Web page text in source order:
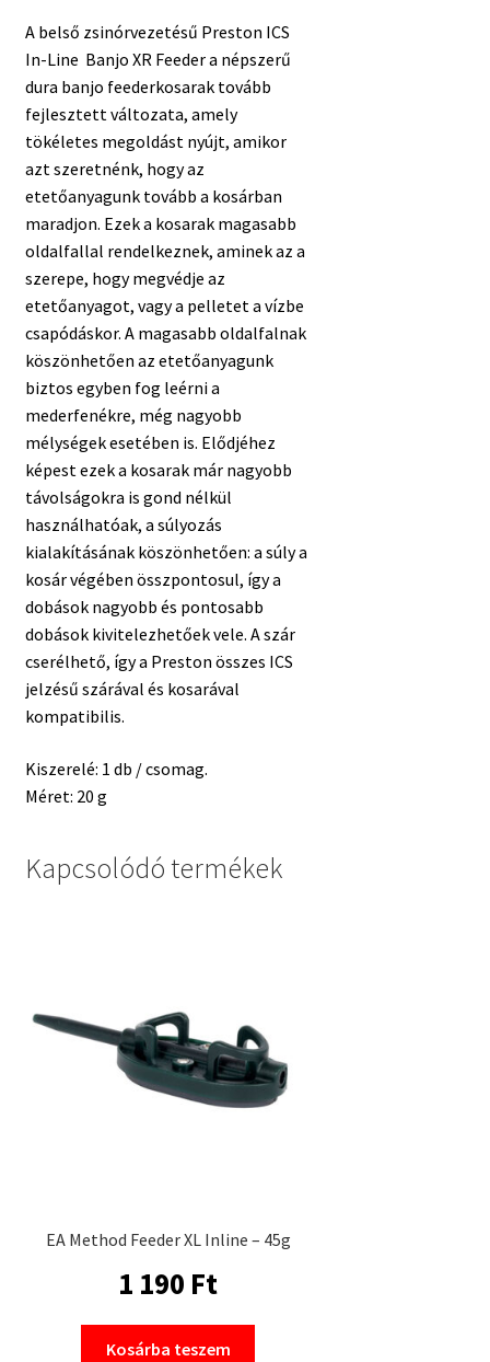
A belső zsinórvezetésű Preston ICS
In-Line Banjo XR Feeder a népszerű
dura banjo feederkosarak tovább
fejlesztett változata, amely
tökéletes megoldást nyújt, amikor
azt szeretnénk, hogy az
etetőanyagunk tovább a kosárban
maradjon. Ezek a kosarak magasabb
oldalfallal rendelkeznek, aminek az a
szerepe, hogy megvédje az
etetőanyagot, vagy a pelletet a vízbe
csapódáskor. A magasabb oldalfalnak
köszönhetően az etetőanyagunk
biztos egyben fog leérni a
mederfenékre, még nagyobb
mélységek esetében is. Elődjéhez
képest ezek a kosarak már nagyobb
távolságokra is gond nélkül
használhatóak, a súlyozás
kialakításának köszönhetően: a súly a
kosár végében összpontosul, így a
dobások nagyobb és pontosabb
dobások kivitelezhetőek vele. A szár
cserélhető, így a Preston összes ICS
jelzésű szárával és kosarával
kompatibilis.
Kiszerelé: 1 db / csomag.
Méret: 20 g
Kapcsolódó termékek
EA Method Feeder XL Inline – 45g
1 190 Ft
Kosárba teszem